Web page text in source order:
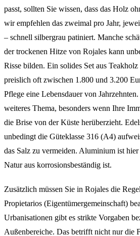
passt, sollten Sie wissen, dass das Holz
wir empfehlen das zweimal pro Jahr,
– schnell silbergrau patiniert. Manche
der trockenen Hitze von Rojales kann
Risse bilden. Ein solides Set aus
preislich oft zwischen 1.800 und 3.200
Pflege eine Lebensdauer von
weiteres Thema, besonders wenn Ihre
die Brise von der Küste herüberzieht.
unbedingt die Güteklasse 316 (A4)
das Salz zu vermeiden. Aluminium ist
Natur aus korrosionsbeständig ist.
Zusätzlich müssen Sie in Rojales die
Propietarios (Eigentümergemeinschaft)
Urbanisationen gibt es strikte Vorgaben
Außenbereiche. Das betrifft nicht nur die